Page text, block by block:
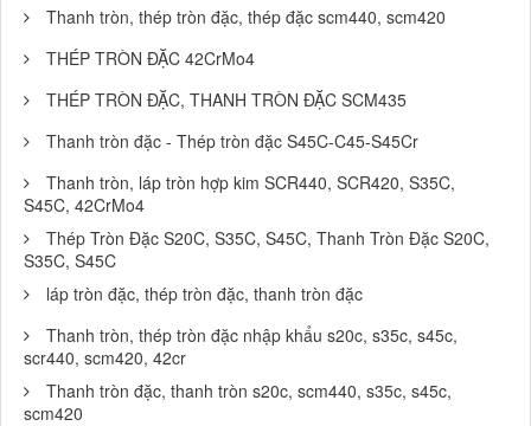
Thanh tròn, thép tròn đặc, thép đặc scm440, scm420
THÉP TRÒN ĐẶC 42CrMo4
THÉP TRÒN ĐẶC, THANH TRÒN ĐẶC SCM435
Thanh tròn đặc - Thép tròn đặc S45C-C45-S45Cr
Thanh tròn, láp tròn hợp kim SCR440, SCR420, S35C,
S45C, 42CrMo4
Thép Tròn Đặc S20C, S35C, S45C, Thanh Tròn Đặc S20C,
S35C, S45C
láp tròn đặc, thép tròn đặc, thanh tròn đặc
Thanh tròn, thép tròn đặc nhập khẩu s20c, s35c, s45c,
scr440, scm420, 42cr
Thanh tròn đặc, thanh tròn s20c, scm440, s35c, s45c,
scm420